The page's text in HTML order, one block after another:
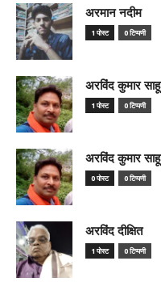
अरमान नदीम
1 पोस्ट 0 टिप्पणी
अरविंद कुमार साहू
1 पोस्ट 0 टिप्पणी
अरविंद कुमार साहू
0 पोस्ट 0 टिप्पणी
अरविंद दीक्षित
1 पोस्ट 0 टिप्पणी